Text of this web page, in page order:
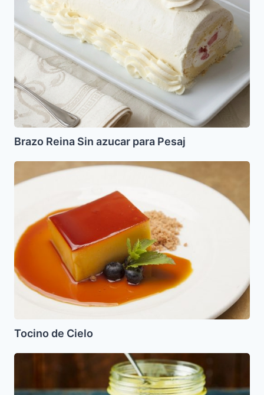
Brazo Reina Sin azucar para Pesaj
Tocino
de
Tocino de Cielo
Shmaltz
Gribenes